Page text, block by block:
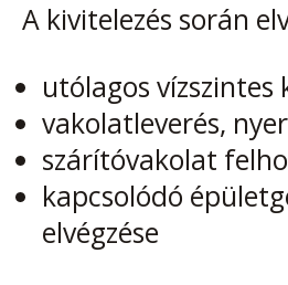
A kivitelezés során
utólagos vízszintes
vakolatleverés,
szárítóvakolat
kapcsolódó
elvégzése